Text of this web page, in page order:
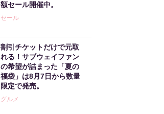
額セール開催中。
セール
割引チケットだけで元取
れる！サブウェイファン
の希望が詰まった「夏の
福袋」は8月7日から数量
限定で発売。
グルメ